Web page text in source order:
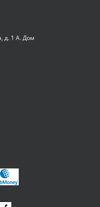
д. 1 А. Дом